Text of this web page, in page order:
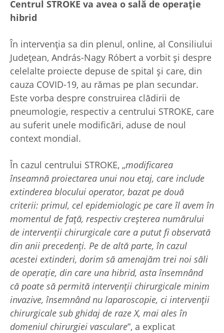
Centrul STROKE va avea o sală de operație
hibrid
În intervenția sa din plenul, online, al Consiliului
Județean, András-Nagy Róbert a vorbit și despre
celelalte proiecte depuse de spital și care, din
cauza COVID-19, au rămas pe plan secundar.
Este vorba despre construirea clădirii de
pneumologie, respectiv a centrului STROKE, care
au suferit unele modificări, aduse de noul
context mondial.
În cazul centrului STROKE, „modificarea
înseamnă proiectarea unui nou etaj, care include
extinderea blocului operator, bazat pe două
criterii: primul, cel epidemiologic pe care îl avem în
momentul de față, respectiv creșterea numărului
de intervenții chirurgicale care a putut fi observată
din anii precedenți. Pe de altă parte, în cazul
acestei extinderi, dorim să amenajăm trei noi săli
de operație, din care una hibrid, asta însemnând
că poate să permită intervenții chirurgicale minim
invazive, însemnând nu laparoscopie, ci intervenții
chirurgicale sub ghidaj de raze X, mai ales în
domeniul chirurgiei vasculare”, a explicat